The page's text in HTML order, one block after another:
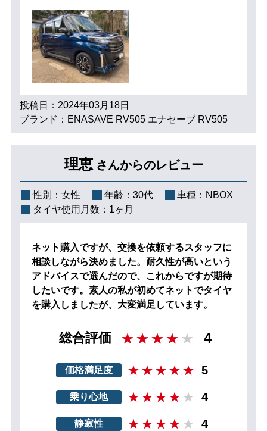
投稿日：2024年03月18日
ブランド：ENASAVE RV505 エナセーブ RV505
理恵 さんからのレビュー
性別： 女性 年齢： 30代 車種： NBOX
タイヤ使用月数： 1ヶ月
ネット購入ですが、交換を依頼するスタッフに
相談しながら決めました。耐久性が高いという
アドバイスで選んだので、これからですが期待
したいです。素人の私が初めてネットでタイヤ
を購入しましたが、大変満足しています。
総合評価 4
価格満足度 5
乗り心地 4
静寂性 4